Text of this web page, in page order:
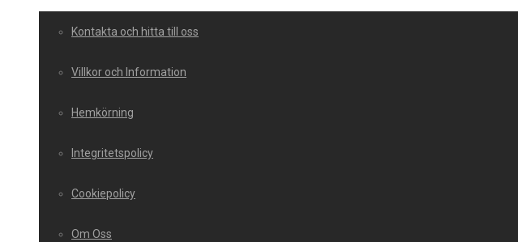
Kontakta och hitta till oss
Villkor och Information
Hemkörning
Integritetspolicy
Cookiepolicy
Om Oss